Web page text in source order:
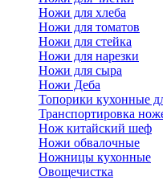
Ножи для хлеба
Ножи для томатов
Ножи для стейка
Ножи для нарезки
Ножи для сыра
Ножи Деба
Топорики кухонные
Транспортировка
Нож китайский шеф
Ножи обвалочные
Ножницы кухонные
Овощечистка